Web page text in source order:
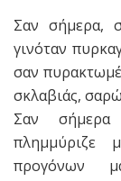
Σαν σήμερα,
γινόταν
σαν
σκλαβιάς,
Σαν σήμερα
πλημμύριζε
προγόνων